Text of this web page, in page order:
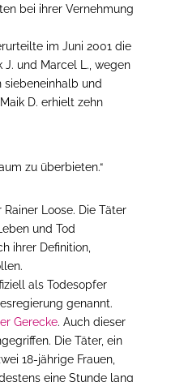
bei ihrer Vernehmung
im Juni 2001 die
J. und Marcel L., wegen
siebeneinhalb und
D. erhielt zehn
zu überbieten.“
Loose. Die Täter
und Tod
ihrer Definition,
als Todesopfer
genannt.
Gerecke. Auch dieser
Die Täter, ein
18-jährige Frauen,
eine Stunde lang